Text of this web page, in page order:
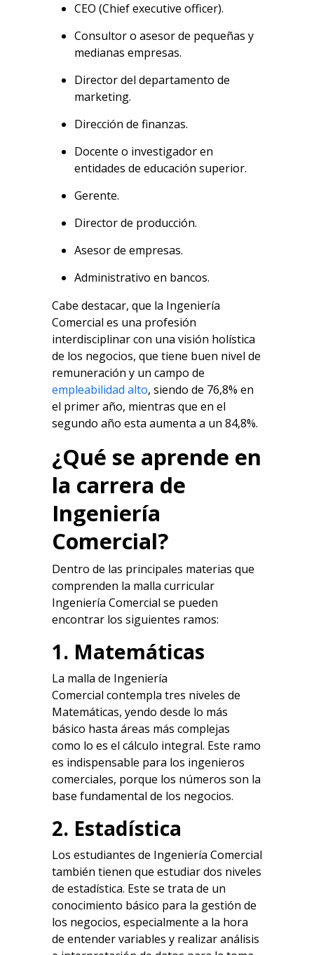
CEO (Chief executive officer).
Consultor o asesor de pequeñas y
medianas empresas.
Director del departamento de
marketing.
Dirección de finanzas.
Docente o investigador en
entidades de educación superior.
Gerente.
Director de producción.
Asesor de empresas.
Administrativo en bancos.
Cabe destacar, que la Ingeniería
Comercial es una profesión
interdisciplinar con una visión holística
de los negocios, que tiene buen nivel de
remuneración y un campo de
empleabilidad alto, siendo de 76,8% en
el primer año, mientras que en el
segundo año esta aumenta a un 84,8%.
¿Qué se aprende en
la carrera de
Ingeniería
Comercial?
Dentro de las principales materias que
comprenden la malla curricular
Ingeniería Comercial se pueden
encontrar los siguientes ramos:
1. Matemáticas
La malla de Ingeniería
Comercial contempla tres niveles de
Matemáticas, yendo desde lo más
básico hasta áreas más complejas
como lo es el cálculo integral. Este ramo
es indispensable para los ingenieros
comerciales, porque los números son la
base fundamental de los negocios.
2. Estadística
Los estudiantes de Ingeniería Comercial
también tienen que estudiar dos niveles
de estadística. Este se trata de un
conocimiento básico para la gestión de
los negocios, especialmente a la hora
de entender variables y realizar análisis